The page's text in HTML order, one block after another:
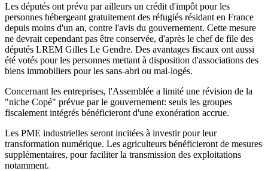
Les députés ont prévu par ailleurs un crédit d'impôt pour les
personnes hébergeant gratuitement des réfugiés résidant en France
depuis moins d'un an, contre l'avis du gouvernement. Cette mesure
ne devrait cependant pas être conservée, d'après le chef de file des
députés LREM Gilles Le Gendre. Des avantages fiscaux ont aussi
été votés pour les personnes mettant à disposition d'associations des
biens immobiliers pour les sans-abri ou mal-logés.
Concernant les entreprises, l'Assemblée a limité une révision de la
"niche Copé" prévue par le gouvernement: seuls les groupes
fiscalement intégrés bénéficieront d'une exonération accrue.
Les PME industrielles seront incitées à investir pour leur
transformation numérique. Les agriculteurs bénéficieront de mesures
supplémentaires, pour faciliter la transmission des exploitations
notamment.